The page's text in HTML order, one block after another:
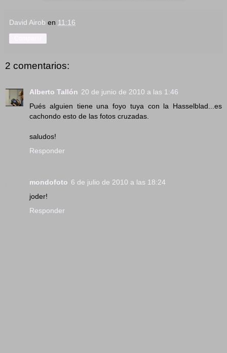
David Airob en 11:16
2 comentarios:
Alberto Tallón 20 de junio de 2010 a las 1:46
Pués alguien tiene una foyo tuya con la Hasselblad...es
cachondo esto de las fotos cruzadas.
saludos!
Responder
mondofoto 6 de julio de 2010 a las 18:24
joder!
Responder